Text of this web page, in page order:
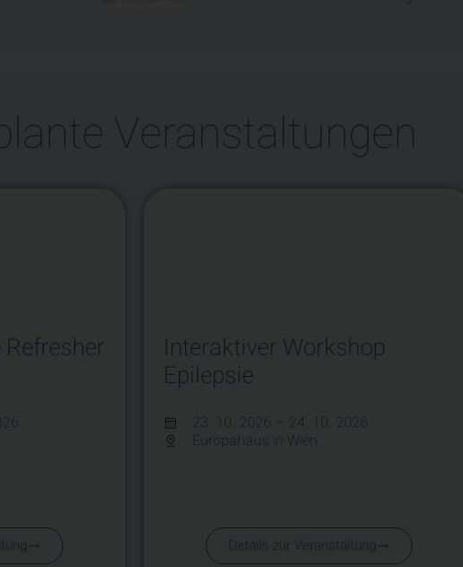
Veranstaltungen
Interaktiver Workshop
Epilepsie
23. 10. 2026 – 24. 10. 2026
Europahaus in Wien
Details zur Veranstaltung